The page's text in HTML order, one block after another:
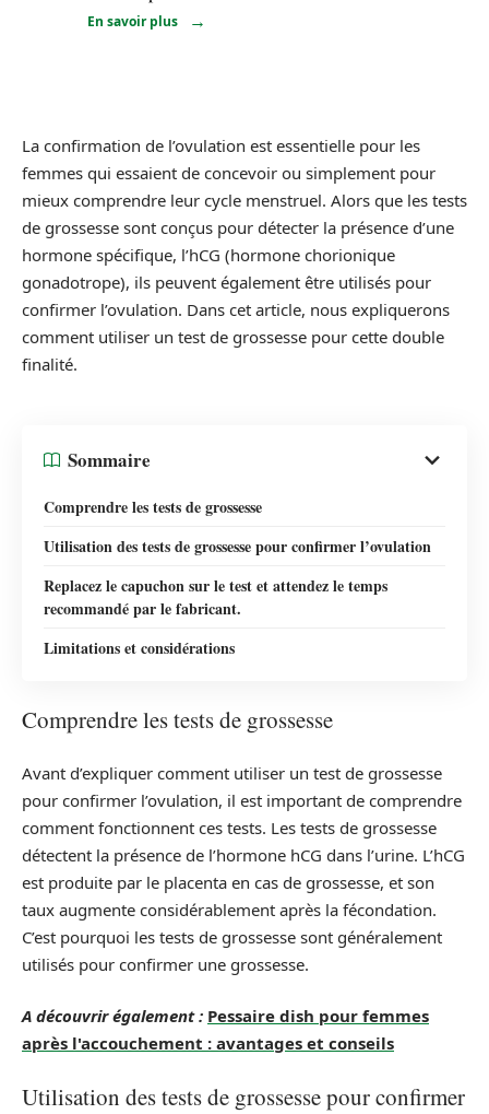
En savoir plus
La confirmation de l’ovulation est essentielle pour les
femmes qui essaient de concevoir ou simplement pour
mieux comprendre leur cycle menstruel. Alors que les tests
de grossesse sont conçus pour détecter la présence d’une
hormone spécifique, l’hCG (hormone chorionique
gonadotrope), ils peuvent également être utilisés pour
confirmer l’ovulation. Dans cet article, nous expliquerons
comment utiliser un test de grossesse pour cette double
finalité.
Sommaire
Comprendre les tests de grossesse
Utilisation des tests de grossesse pour confirmer l’ovulation
Replacez le capuchon sur le test et attendez le temps
recommandé par le fabricant.
Limitations et considérations
Comprendre les tests de grossesse
Avant d’expliquer comment utiliser un test de grossesse
pour confirmer l’ovulation, il est important de comprendre
comment fonctionnent ces tests. Les tests de grossesse
détectent la présence de l’hormone hCG dans l’urine. L’hCG
est produite par le placenta en cas de grossesse, et son
taux augmente considérablement après la fécondation.
C’est pourquoi les tests de grossesse sont généralement
utilisés pour confirmer une grossesse.
A découvrir également : Pessaire dish pour femmes
après l'accouchement : avantages et conseils
Utilisation des tests de grossesse pour confirmer